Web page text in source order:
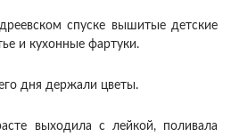
спуске вышитые детские
и кухонные фартуки.
дня держали цветы.
выходила с лейкой, поливала